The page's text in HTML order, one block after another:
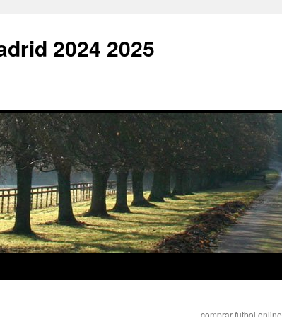
2024 2025
comprar futbol online